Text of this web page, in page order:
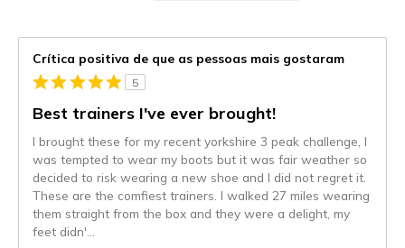
Crítica positiva de que as pessoas mais gostaram
5
Best trainers I've ever brought!
I brought these for my recent yorkshire 3 peak challenge, I
was tempted to wear my boots but it was fair weather so
decided to risk wearing a new shoe and I did not regret it.
These are the comfiest trainers. I walked 27 miles wearing
them straight from the box and they were a delight, my
feet didn'